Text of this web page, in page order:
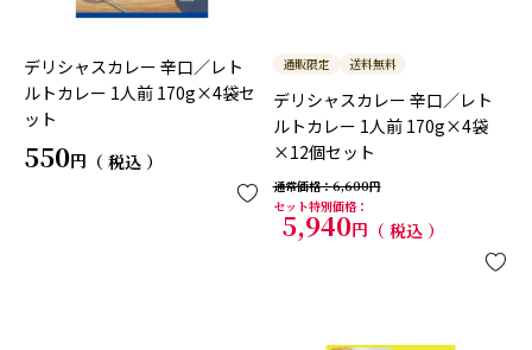
デリシャスカレー 辛口／レト
ルトカレー 1人前 170g×4袋セ
ット
550 税込
通販限定 送料無料
デリシャスカレー 辛口／レト
ルトカレー 1人前 170g×4袋
×12個セット
通常価格
6,600
セット特別価格
5,940 税込